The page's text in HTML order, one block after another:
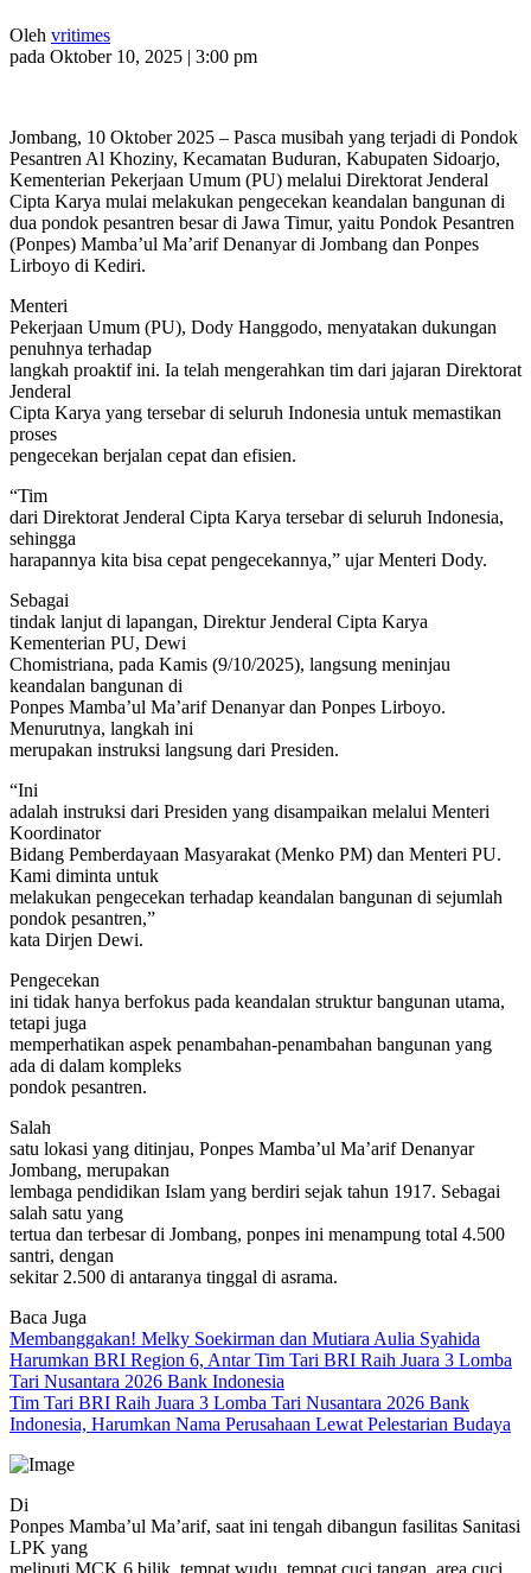
Oleh vritimes
pada Oktober 10, 2025 | 3:00 pm
Jombang, 10 Oktober 2025 – Pasca musibah yang terjadi di Pondok
Pesantren Al Khoziny, Kecamatan Buduran, Kabupaten Sidoarjo,
Kementerian Pekerjaan Umum (PU) melalui Direktorat Jenderal
Cipta Karya mulai melakukan pengecekan keandalan bangunan di
dua pondok pesantren besar di Jawa Timur, yaitu Pondok Pesantren
(Ponpes) Mamba’ul Ma’arif Denanyar di Jombang dan Ponpes
Lirboyo di Kediri.
Menteri
Pekerjaan Umum (PU), Dody Hanggodo, menyatakan dukungan
penuhnya terhadap
langkah proaktif ini. Ia telah mengerahkan tim dari jajaran Direktorat
Jenderal
Cipta Karya yang tersebar di seluruh Indonesia untuk memastikan
proses
pengecekan berjalan cepat dan efisien.
“Tim
dari Direktorat Jenderal Cipta Karya tersebar di seluruh Indonesia,
sehingga
harapannya kita bisa cepat pengecekannya,” ujar Menteri Dody.
Sebagai
tindak lanjut di lapangan, Direktur Jenderal Cipta Karya
Kementerian PU, Dewi
Chomistriana, pada Kamis (9/10/2025), langsung meninjau
keandalan bangunan di
Ponpes Mamba’ul Ma’arif Denanyar dan Ponpes Lirboyo.
Menurutnya, langkah ini
merupakan instruksi langsung dari Presiden.
“Ini
adalah instruksi dari Presiden yang disampaikan melalui Menteri
Koordinator
Bidang Pemberdayaan Masyarakat (Menko PM) dan Menteri PU.
Kami diminta untuk
melakukan pengecekan terhadap keandalan bangunan di sejumlah
pondok pesantren,”
kata Dirjen Dewi.
Pengecekan
ini tidak hanya berfokus pada keandalan struktur bangunan utama,
tetapi juga
memperhatikan aspek penambahan-penambahan bangunan yang
ada di dalam kompleks
pondok pesantren.
Salah
satu lokasi yang ditinjau, Ponpes Mamba’ul Ma’arif Denanyar
Jombang, merupakan
lembaga pendidikan Islam yang berdiri sejak tahun 1917. Sebagai
salah satu yang
tertua dan terbesar di Jombang, ponpes ini menampung total 4.500
santri, dengan
sekitar 2.500 di antaranya tinggal di asrama.
Baca Juga
Membanggakan! Melky Soekirman dan Mutiara Aulia Syahida
Harumkan BRI Region 6, Antar Tim Tari BRI Raih Juara 3 Lomba
Tari Nusantara 2026 Bank Indonesia
Tim Tari BRI Raih Juara 3 Lomba Tari Nusantara 2026 Bank
Indonesia, Harumkan Nama Perusahaan Lewat Pelestarian Budaya
Di
Ponpes Mamba’ul Ma’arif, saat ini tengah dibangun fasilitas Sanitasi
LPK yang
meliputi MCK 6 bilik, tempat wudu, tempat cuci tangan, area cuci